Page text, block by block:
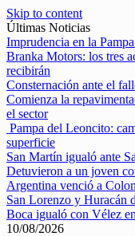
Skip to content
Últimas Noticias
Imprudencia en la
Branka Motors: los tres
recibirán
Consternación ante el
Comienza la
el sector
Pampa del Leoncito:
superficie
San Martín igualó ante
Detuvieron a un joven
Argentina venció a
San Lorenzo y Huracán
Boca igualó con Vélez
10/08/2026